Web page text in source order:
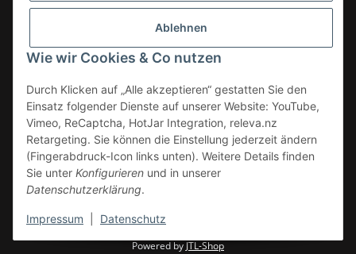
Ablehnen
Wie wir Cookies & Co nutzen
Durch Klicken auf „Alle akzeptieren“ gestatten Sie den
Einsatz folgender Dienste auf unserer Website: YouTube,
Vimeo, ReCaptcha, HotJar Integration, releva.nz
Retargeting. Sie können die Einstellung jederzeit ändern
(Fingerabdruck-Icon links unten). Weitere Details finden
Sie unter Konfigurieren und in unserer
Datenschutzerklärung.
Impressum Datenschutz
Vertrag widerrufen
* Alle Preise zzgl. gesetzlicher USt., zzgl.
Powered by JTL-Shop